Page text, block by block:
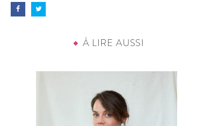
À LIRE AUSSI